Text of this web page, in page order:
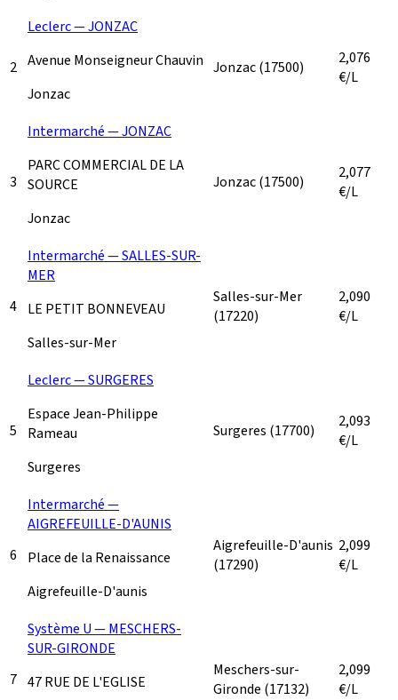
2
Leclerc — JONZAC
Avenue Monseigneur Chauvin
Jonzac
Jonzac(17500)
2,076
€/L
3
Intermarché — JONZAC
PARC COMMERCIAL DE LA
SOURCE
Jonzac
Jonzac(17500)
2,077
€/L
4
Intermarché — SALLES-SUR-
MER
LE PETIT BONNEVEAU
Salles-sur-Mer
Salles-sur-Mer
(17220)
2,090
€/L
5
Leclerc — SURGERES
Espace Jean-Philippe
Rameau
Surgeres
Surgeres (17700)
2,093
€/L
6
Intermarché —
AIGREFEUILLE-D'AUNIS
Place de la Renaissance
Aigrefeuille-D'aunis
Aigrefeuille-D'aunis
(17290)
2,099
€/L
7
Système U — MESCHERS-
SUR-GIRONDE
47 RUE DE L'EGLISE
Meschers-sur-
Gironde (17132)
2,099
€/L